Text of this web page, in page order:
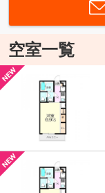
空室一覧